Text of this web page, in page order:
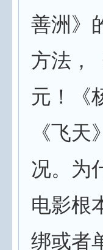
善洲》
方法，
元！《
《飞
况。为
电影根
绑或者